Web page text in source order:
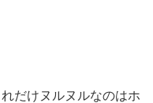
だけヌルヌルなのはホ